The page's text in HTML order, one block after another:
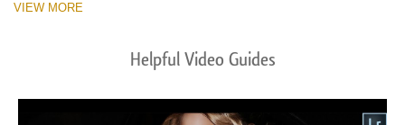
VIEW MORE
Helpful Video Guides